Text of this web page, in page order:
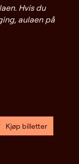
Hvis du
aulaen på
Kjøp billetter